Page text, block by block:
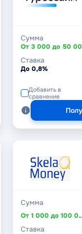
Сумма
Ставка
До 0,8%
Добавить в
сравнение
Сумма
От 1 000
Ставка